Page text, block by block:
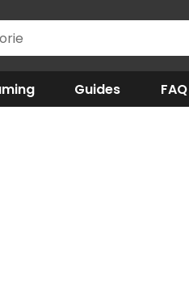
Guides FAQ